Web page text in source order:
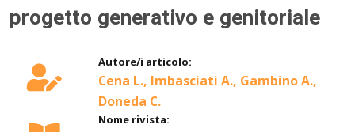
progetto generativo e genitoriale
Autore/i articolo:
Cena L., Imbasciati A., Gambino A.,
Doneda C.
Nome rivista: